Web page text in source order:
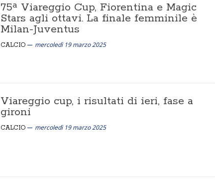
75ª Viareggio Cup, Fiorentina e Magic
Stars agli ottavi. La finale femminile è
Milan-Juventus
CALCIO mercoledì 19 marzo 2025
Viareggio cup, i risultati di ieri, fase a
gironi
CALCIO mercoledì 19 marzo 2025